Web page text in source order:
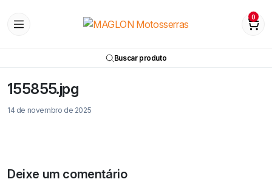
0
Buscar produto
155855.jpg
14 de novembro de 2025
Deixe um comentário